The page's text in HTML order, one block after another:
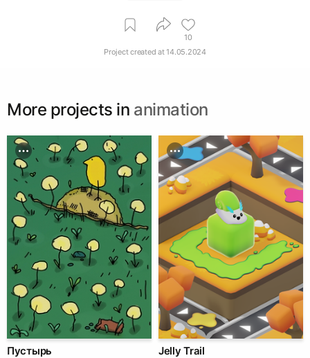
10
Project created at14.05.2024
More projects in animation
Пустырь Jelly Trail